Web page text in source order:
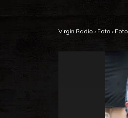
Virgin Radio › Foto › Foto